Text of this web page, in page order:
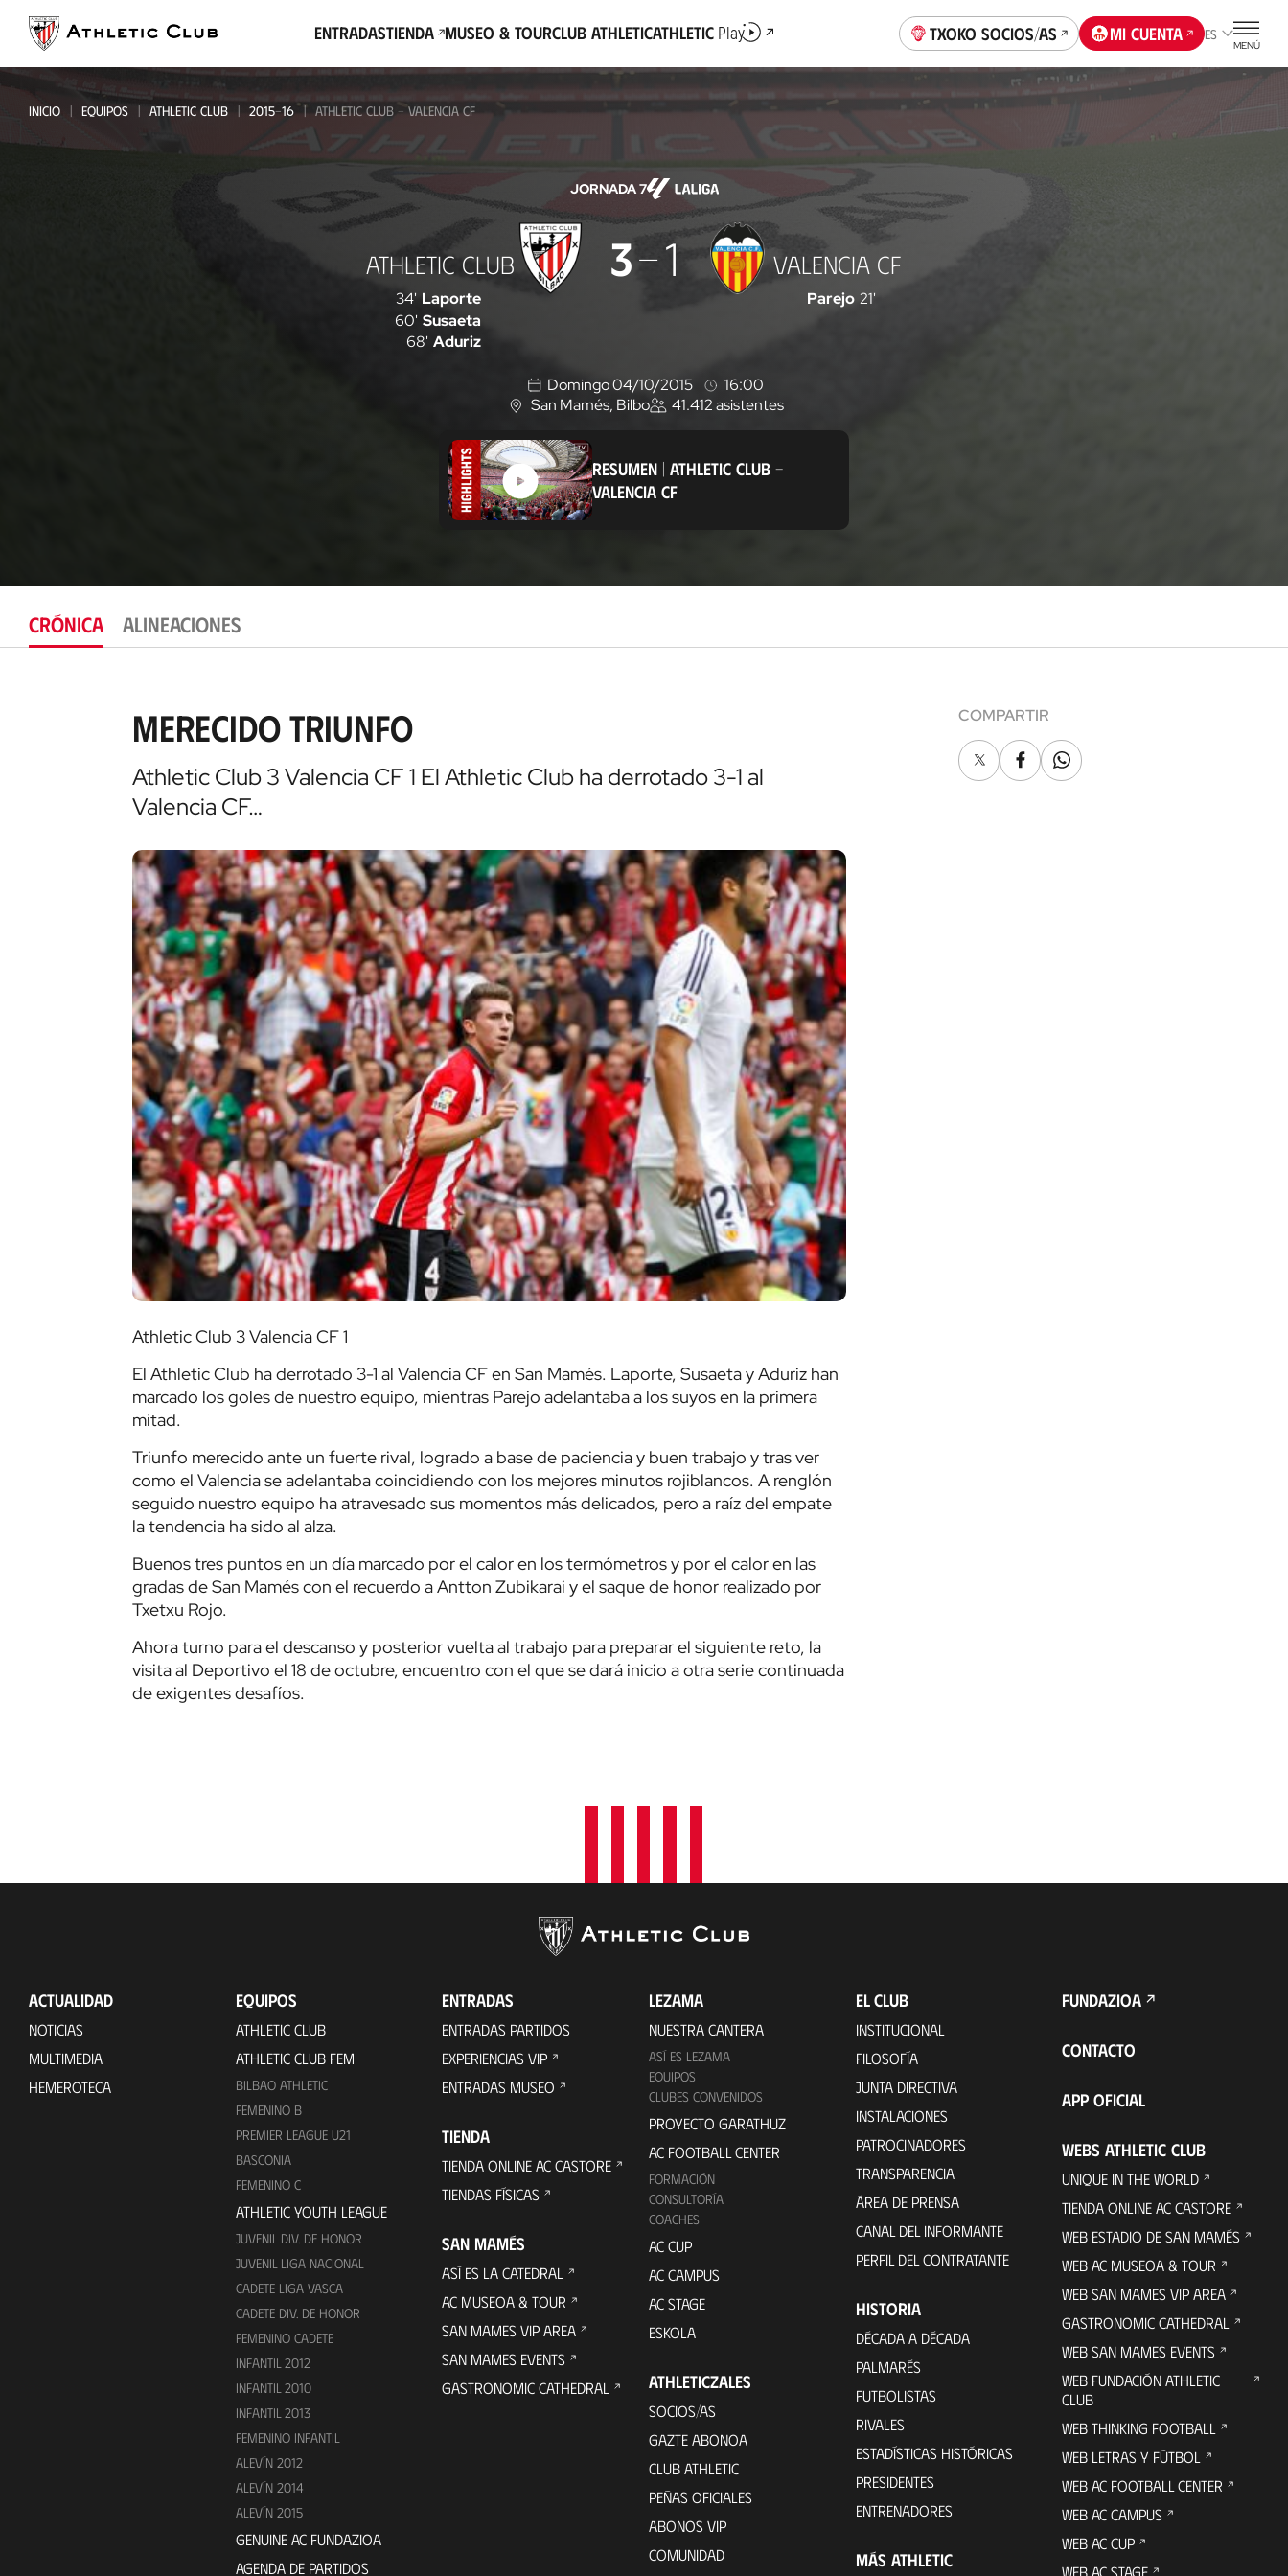
contenido
principal
EntradasTienda Museo & TourClub AthleticAthletic Play Txoko socios/as Mi cuenta ES
MENÚ
INICIO EQUIPOS ATHLETIC CLUB 2015-16 ATHLETIC CLUB - VALENCIA CF
JORNADA 7
ATHLETIC CLUB 3 1 VALENCIA CF
34' Laporte
60' Susaeta
68' Aduriz
Parejo 21'
Domingo 04/10/2015
16:00
U
i
c
a
c
San Mamés, Bilbo 41.412asistentes
RESUMEN | ATHLETIC CLUB -
VALENCIA CF
CRÓNICA ALINEACIONES
Merecido triunfo
Athletic Club 3 Valencia CF 1 El Athletic Club ha derrotado 3-1 al
Valencia CF…
Athletic Club 3 Valencia CF 1
El Athletic Club ha derrotado 3-1 al Valencia CF en San Mamés. Laporte, Susaeta y Aduriz han
marcado los goles de nuestro equipo, mientras Parejo adelantaba a los suyos en la primera
mitad.
Triunfo merecido ante un fuerte rival, logrado a base de paciencia y buen trabajo y tras ver
como el Valencia se adelantaba coincidiendo con los mejores minutos rojiblancos. A renglón
seguido nuestro equipo ha atravesado sus momentos más delicados, pero a raíz del empate
la tendencia ha sido al alza.
Buenos tres puntos en un día marcado por el calor en los termómetros y por el calor en las
gradas de San Mamés con el recuerdo a Antton Zubikarai y el saque de honor realizado por
Txetxu Rojo.
Ahora turno para el descanso y posterior vuelta al trabajo para preparar el siguiente reto, la
visita al Deportivo el 18 de octubre, encuentro con el que se dará inicio a otra serie continuada
de exigentes desafíos.
COMPARTIR
X FacebookWhatsapp
ACTUALIDAD
NOTICIAS
MULTIMEDIA
HEMEROTECA
EQUIPOS
ATHLETIC CLUB
ATHLETIC CLUB FEM
BILBAO ATHLETIC
FEMENINO B
PREMIER LEAGUE U21
BASCONIA
FEMENINO C
ATHLETIC YOUTH LEAGUE
JUVENIL DIV. DE HONOR
JUVENIL LIGA NACIONAL
CADETE LIGA VASCA
CADETE DIV. DE HONOR
FEMENINO CADETE
INFANTIL 2012
INFANTIL 2010
INFANTIL 2013
FEMENINO INFANTIL
ALEVÍN 2012
ALEVÍN 2014
ALEVÍN 2015
GENUINE AC FUNDAZIOA
AGENDA DE PARTIDOS
ENTRADAS
ENTRADAS PARTIDOS
EXPERIENCIAS VIP
ENTRADAS MUSEO
TIENDA
TIENDA ONLINE AC CASTORE
TIENDAS FÍSICAS
SAN MAMÉS
ASÍ ES LA CATEDRAL
AC MUSEOA & TOUR
SAN MAMES VIP AREA
SAN MAMES EVENTS
GASTRONOMIC CATHEDRAL
LEZAMA
NUESTRA CANTERA
ASÍ ES LEZAMA
EQUIPOS
CLUBES CONVENIDOS
PROYECTO GARATHUZ
AC FOOTBALL CENTER
FORMACIÓN
CONSULTORÍA
COACHES
AC CUP
AC CAMPUS
AC STAGE
ESKOLA
ATHLETICZALES
SOCIOS/AS
GAZTE ABONOA
CLUB ATHLETIC
PEÑAS OFICIALES
ABONOS VIP
COMUNIDAD
EL CLUB
INSTITUCIONAL
FILOSOFÍA
JUNTA DIRECTIVA
INSTALACIONES
PATROCINADORES
TRANSPARENCIA
ÁREA DE PRENSA
CANAL DEL INFORMANTE
PERFIL DEL CONTRATANTE
HISTORIA
DÉCADA A DÉCADA
PALMARÉS
FUTBOLISTAS
RIVALES
ESTADÍSTICAS HISTÓRICAS
PRESIDENTES
ENTRENADORES
MÁS ATHLETIC
FUNDAZIOA
CONTACTO
APP OFICIAL
WEBS ATHLETIC CLUB
UNIQUE IN THE WORLD
TIENDA ONLINE AC CASTORE
WEB ESTADIO DE SAN MAMÉS
WEB AC MUSEOA & TOUR
WEB SAN MAMES VIP AREA
GASTRONOMIC CATHEDRAL
WEB SAN MAMES EVENTS
WEB FUNDACIÓN ATHLETIC
CLUB
WEB THINKING FOOTBALL
WEB LETRAS Y FÚTBOL
WEB AC FOOTBALL CENTER
WEB AC CAMPUS
WEB AC CUP
WEB AC STAGE